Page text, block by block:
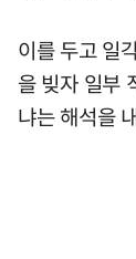
이를 두고 일
을 빚자 일부
냐는 해석을